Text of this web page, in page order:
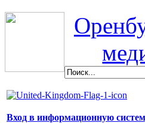
Вход в информационную